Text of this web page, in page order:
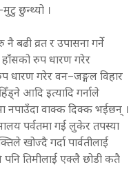
छुन्थ्यो ।
बढी व्रत र उपासना गर्ने
हाँसको रुप धारण गरेर
धारण गरेर वन–जङ्गल विहार
आदि इत्यादि गर्नाले
नपाउँदा वाक्क दिक्क भईछन् ।
पर्वतमा गई लुकेर तपस्या
खोज्दै गर्दा पार्वतीलाई
तिमीलाई एक्लै छोडी कतै